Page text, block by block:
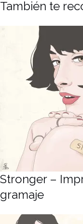
También te
Stronger –
gramaje